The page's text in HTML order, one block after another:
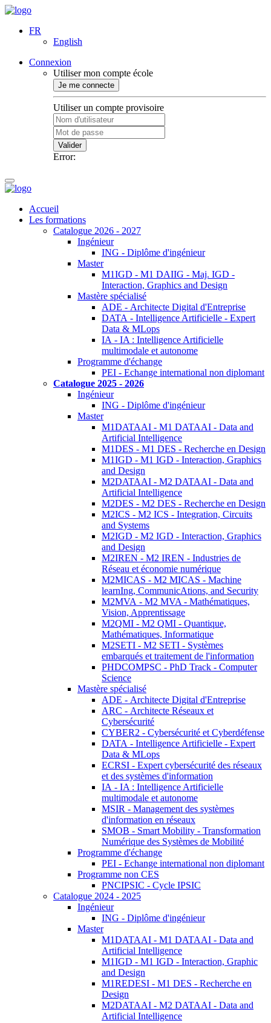
FR
English
Connexion
Utiliser mon compte école
Je me connecte
Utiliser un compte provisoire
Valider
Error:
Accueil
Les formations
Catalogue 2026 - 2027
Ingénieur
ING - Diplôme d'ingénieur
Master
M1IGD - M1 DAIIG - Maj. IGD -
Interaction, Graphics and Design
Mastère spécialisé
ADE - Architecte Digital d'Entreprise
DATA - Intelligence Artificielle - Expert
Data & MLops
IA - IA : Intelligence Artificielle
multimodale et autonome
Programme d'échange
PEI - Echange international non diplomant
Catalogue 2025 - 2026
Ingénieur
ING - Diplôme d'ingénieur
Master
M1DATAAI - M1 DATAAI - Data and
Artificial Intelligence
M1DES - M1 DES - Recherche en Design
M1IGD - M1 IGD - Interaction, Graphics
and Design
M2DATAAI - M2 DATAAI - Data and
Artificial Intelligence
M2DES - M2 DES - Recherche en Design
M2ICS - M2 ICS - Integration, Circuits
and Systems
M2IGD - M2 IGD - Interaction, Graphics
and Design
M2IREN - M2 IREN - Industries de
Réseau et économie numérique
M2MICAS - M2 MICAS - Machine
learnIng, CommunicAtions, and Security
M2MVA - M2 MVA - Mathématiques,
Vision, Apprentissage
M2QMI - M2 QMI - Quantique,
Mathématiques, Informatique
M2SETI - M2 SETI - Systèmes
embarqués et traitement de l'information
PHDCOMPSC - PhD Track - Computer
Science
Mastère spécialisé
ADE - Architecte Digital d'Entreprise
ARC - Architecte Réseaux et
Cybersécurité
CYBER2 - Cybersécurité et Cyberdéfense
DATA - Intelligence Artificielle - Expert
Data & MLops
ECRSI - Expert cybersécurité des réseaux
et des systèmes d'information
IA - IA : Intelligence Artificielle
multimodale et autonome
MSIR - Management des systèmes
d'information en réseaux
SMOB - Smart Mobility - Transformation
Numérique des Systèmes de Mobilité
Programme d'échange
PEI - Echange international non diplomant
Programme non CES
PNCIPSIC - Cycle IPSIC
Catalogue 2024 - 2025
Ingénieur
ING - Diplôme d'ingénieur
Master
M1DATAAI - M1 DATAAI - Data and
Artificial Intelligence
M1IGD - M1 IGD - Interaction, Graphic
and Design
M1REDESI - M1 DES - Recherche en
Design
M2DATAAI - M2 DATAAI - Data and
Artificial Intelligence